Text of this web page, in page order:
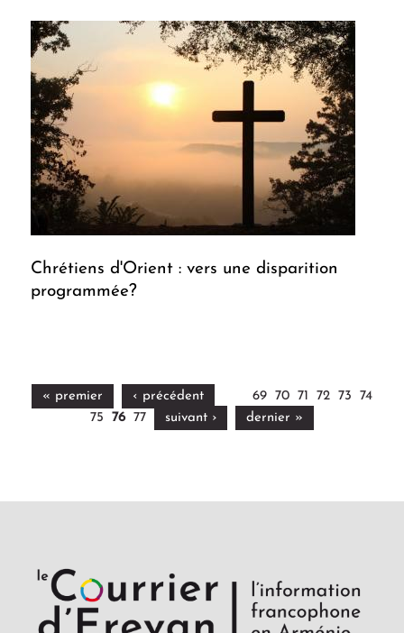
Chrétiens d'Orient : vers une disparition
programmée?
« premier ‹ précédent 69 70 71 72 73
74
75
76 77 suivant › dernier »